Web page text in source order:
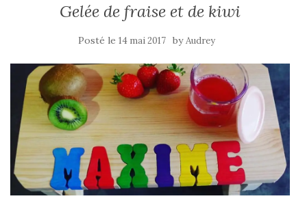
Gelée de fraise et de kiwi
Posté le 14 mai 2017 byAudrey